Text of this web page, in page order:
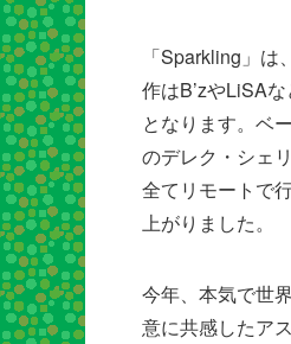
「Sparkling」
作はB’zやLiSA
となります。ベ
のデレク・シェ
全てリモートで
上がりました。
今年、本気で世
意に共感したア